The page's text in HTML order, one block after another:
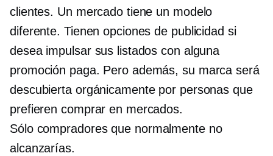
clientes. Un mercado tiene un modelo
diferente. Tienen opciones de publicidad si
desea impulsar sus listados con alguna
promoción paga. Pero además, su marca será
descubierta orgánicamente por personas que
prefieren comprar en mercados.
Sólo compradoresque normalmente no
alcanzarías.